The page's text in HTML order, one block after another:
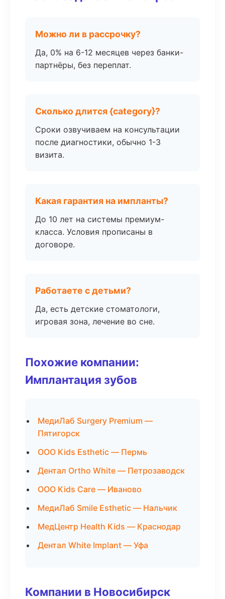
Можно ли в рассрочку?
Да, 0% на 6-12 месяцев через банки-
партнёры, без переплат.
Сколько длится {category}?
Сроки озвучиваем на консультации
после диагностики, обычно 1-3
визита.
Какая гарантия на импланты?
До 10 лет на системы премиум-
класса. Условия прописаны в
договоре.
Работаете с детьми?
Да, есть детские стоматологи,
игровая зона, лечение во сне.
Похожие компании:
Имплантация зубов
МедиЛаб Surgery Premium —
Пятигорск
ООО Kids Esthetic — Пермь
Дентал Ortho White — Петрозаводск
ООО Kids Care — Иваново
МедиЛаб Smile Esthetic — Нальчик
МедЦентр Health Kids — Краснодар
Дентал White Implant — Уфа
Компании в Новосибирск